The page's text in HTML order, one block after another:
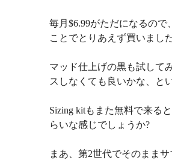
毎月$6.99がただになるので
ことでとりあえず買いました
マッド仕上げの黒も試して
スしなくても良いかな、と
Sizing kitもまた無料で来る
らいな感じでしょうか?
まあ、第2世代でそのまま